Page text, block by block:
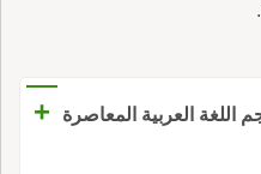
اللغة العربية المعاصرة +